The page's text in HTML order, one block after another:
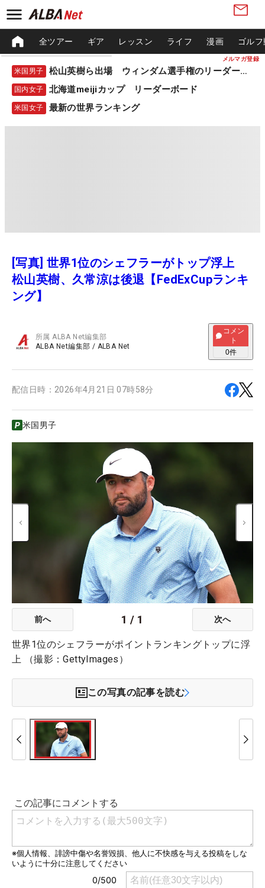
メルマガ登録
全ツアー ギア レッスン ライフ 漫画 ゴル
米国男子 松山英樹ら出場 ウィンダム選手権のリーダーボード
国内女子 北海道meijiカップ リーダーボード
米国女子 最新の世界ランキング
[写真] 世界1位のシェフラーがトップ浮上
松山英樹、久常涼は後退【FedExCupランキ
ング】
所属ALBA Net編集部
ALBA Net編集部 / ALBA Net
コメン
ト
0件
配信日時： 2026年4月21日 07時58分
米国男子
前へ 1 / 1 次へ
世界1位のシェフラーがポイントランキングトップに浮
上 （撮影：GettyImages）
この写真の記事を読む